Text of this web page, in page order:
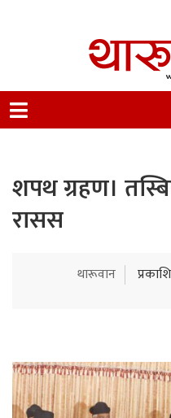
Nepal.
शपथ ग्रहण।
रासस
थारूवान